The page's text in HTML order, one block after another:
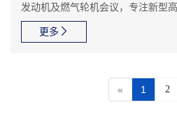
发动机及燃气轮机会议，专注新型
进系统、可持续及混合燃料等热点
空院所、高校、上下游企业的创新
更多
« 1 2